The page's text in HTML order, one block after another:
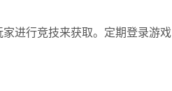
进行竞技来获取。定期登录游戏